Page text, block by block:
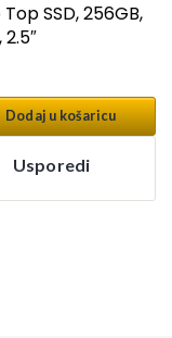
SSD, 256GB,
2.5″
Dodaj u košaricu
Usporedi